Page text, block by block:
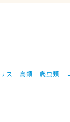
リス 鳥類 爬虫類